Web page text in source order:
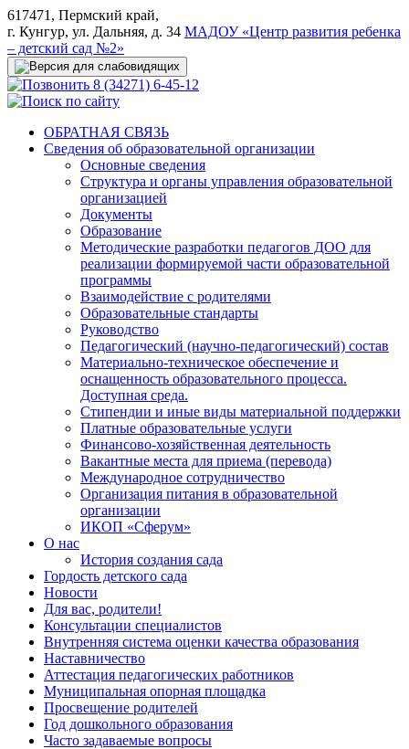
617471, Пермский край,
г. Кунгур, ул. Дальняя, д. 34 МАДОУ «Центр развития ребенка
– детский сад №2»
8 (34271) 6-45-12
ОБРАТНАЯ СВЯЗЬ
Сведения об образовательной организации
Основные сведения
Структура и органы управления образовательной
организацией
Документы
Образование
Методические разработки педагогов ДОО для
реализации формируемой части образовательной
программы
Взаимодействие с родителями
Образовательные стандарты
Руководство
Педагогический (научно-педагогический) состав
Материально-техническое обеспечение и
оснащенность образовательного процесса.
Доступная среда.
Стипендии и иные виды материальной поддержки
Платные образовательные услуги
Финансово-хозяйственная деятельность
Вакантные места для приема (перевода)
Международное сотрудничество
Организация питания в образовательной
организации
ИКОП «Сферум»
О нас
История создания сада
Гордость детского сада
Новости
Для вас, родители!
Консультации специалистов
Внутренняя система оценки качества образования
Наставничество
Аттестация педагогических работников
Муниципальная опорная площадка
Просвещение родителей
Год дошкольного образования
Часто задаваемые вопросы